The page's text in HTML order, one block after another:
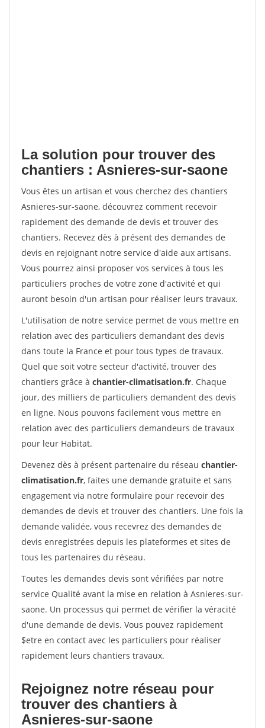
La solution pour trouver des
chantiers : Asnieres-sur-saone
Vous êtes un artisan et vous cherchez des chantiers
Asnieres-sur-saone, découvrez comment recevoir
rapidement des demande de devis et trouver des
chantiers. Recevez dès à présent des demandes de
devis en rejoignant notre service d'aide aux artisans.
Vous pourrez ainsi proposer vos services à tous les
particuliers proches de votre zone d'activité et qui
auront besoin d'un artisan pour réaliser leurs travaux.
L'utilisation de notre service permet de vous mettre en
relation avec des particuliers demandant des devis
dans toute la France et pour tous types de travaux.
Quel que soit votre secteur d'activité, trouver des
chantiers grâce à chantier-climatisation.fr. Chaque
jour, des milliers de particuliers demandent des devis
en ligne. Nous pouvons facilement vous mettre en
relation avec des particuliers demandeurs de travaux
pour leur Habitat.
Devenez dès à présent partenaire du réseau chantier-
climatisation.fr, faites une demande gratuite et sans
engagement via notre formulaire pour recevoir des
demandes de devis et trouver des chantiers. Une fois la
demande validée, vous recevrez des demandes de
devis enregistrées depuis les plateformes et sites de
tous les partenaires du réseau.
Toutes les demandes devis sont vérifiées par notre
service Qualité avant la mise en relation à Asnieres-sur-
saone. Un processus qui permet de vérifier la véracité
d'une demande de devis. Vous pouvez rapidement
$etre en contact avec les particuliers pour réaliser
rapidement leurs chantiers travaux.
Rejoignez notre réseau pour
trouver des chantiers à
Asnieres-sur-saone